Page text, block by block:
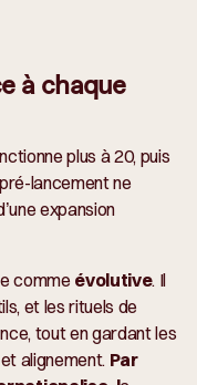
à chaque
plus à 20, puis
lancement ne
expansion
comme évolutive. Il
et les rituels de
tout en gardant les
alignement. Par